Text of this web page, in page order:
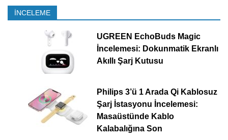
İNCELEME
UGREEN EchoBuds Magic
İncelemesi: Dokunmatik Ekranlı
Akıllı Şarj Kutusu
Philips 3’ü 1 Arada Qi Kablosuz
Şarj İstasyonu İncelemesi:
Masaüstünde Kablo
Kalabalığına Son